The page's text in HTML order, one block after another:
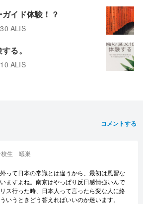
イド体験！？
ALIS
る。
ALIS
コメントする
校生 蟻巣
って日本の常識とは違うから、最初は風習な
ますよね。南京はやっぱり反日感情強いんで
ス行った時、日本人って言ったら変な人に絡
いうときどう答えればいいのか迷います。